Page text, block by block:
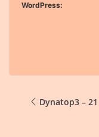
WordPress:
Dynatop3 –